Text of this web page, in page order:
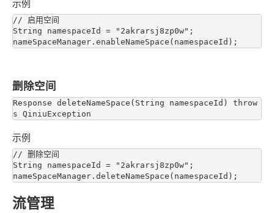
示例
// 启用空间
String namespaceId = "2akrarsj8zp0w";
删除空间
Response deleteNameSpace(String namespaceId) throw
示例
// 删除空间
String namespaceId = "2akrarsj8zp0w";
流管理